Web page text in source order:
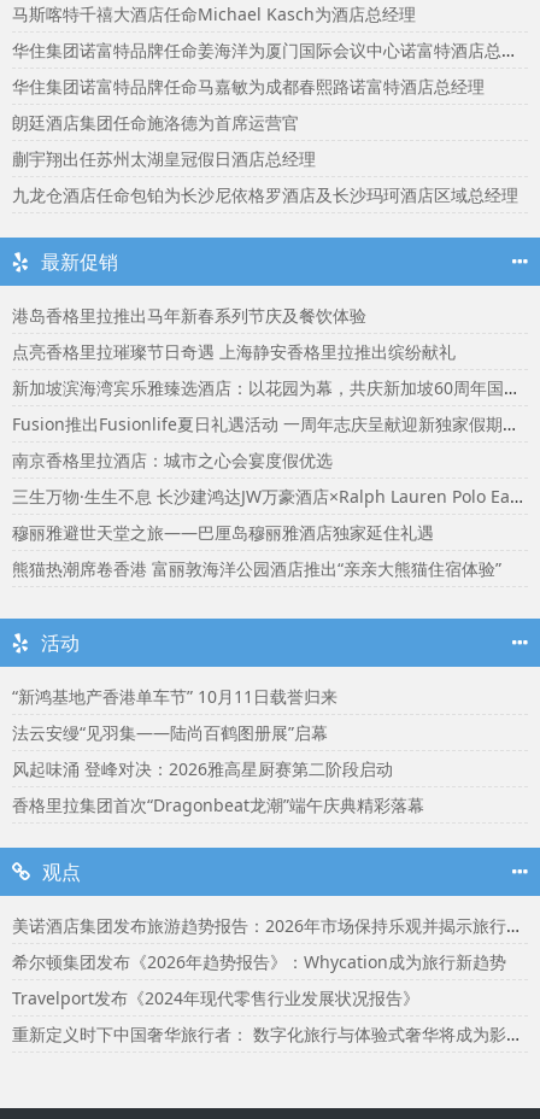
马斯喀特千禧大酒店任命Michael Kasch为酒店总经理
华住集团诺富特品牌任命姜海洋为厦门国际会议中心诺富特酒店总经理
华住集团诺富特品牌任命马嘉敏为成都春熙路诺富特酒店总经理
朗廷酒店集团任命施洛德为首席运营官
蒯宇翔出任苏州太湖皇冠假日酒店总经理
九龙仓酒店任命包铂为长沙尼依格罗酒店及长沙玛珂酒店区域总经理
最新促销
港岛香格里拉推出马年新春系列节庆及餐饮体验
点亮香格里拉璀璨节日奇遇 上海静安香格里拉推出缤纷献礼
新加坡滨海湾宾乐雅臻选酒店：以花园为幕，共庆新加坡60周年国庆盛宴
Fusion推出Fusionlife夏日礼遇活动 一周年志庆呈献迎新独家假期奖赏
南京香格里拉酒店：城市之心会宴度假优选
三生万物·生生不息 长沙建鸿达JW万豪酒店×Ralph Lauren Polo Earth开启可持续生活旅行美学
穆丽雅避世天堂之旅——巴厘岛穆丽雅酒店独家延住礼遇
熊猫热潮席卷香港 富丽敦海洋公园酒店推出“亲亲大熊猫住宿体验”
活动
“新鸿基地产香港单车节” 10月11日载誉归来
法云安缦“见羽集——陆尚百鹤图册展”启幕
风起味涌 登峰对决：2026雅高星厨赛第二阶段启动
香格里拉集团首次“Dragonbeat龙潮”端午庆典精彩落幕
观点
美诺酒店集团发布旅游趋势报告：2026年市场保持乐观并揭示旅行者渴望联结
希尔顿集团发布《2026年趋势报告》：Whycation成为旅行新趋势
Travelport发布《2024年现代零售行业发展状况报告》
重新定义时下中国奢华旅行者： 数字化旅行与体验式奢华将成为影响2024年旅行选择的关键词